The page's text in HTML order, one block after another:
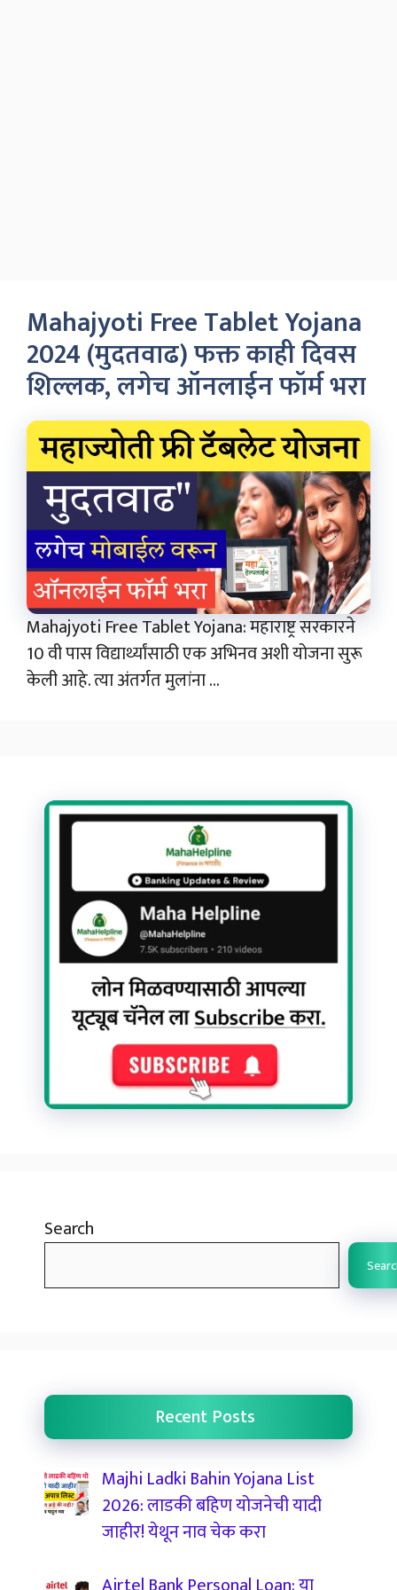
Mahajyoti Free Tablet Yojana
2024 (मुदतवाढ) फक्त काही दिवस
शिल्लक, लगेच ऑनलाईन फॉर्म भरा
Mahajyoti Free Tablet Yojana: महाराष्ट्र सरकारने
10 वी पास विद्यार्थ्यांसाठी एक अभिनव अशी योजना सुरू
केली आहे. त्या अंतर्गत मुलांना ...
Search
Recent Posts
Majhi Ladki Bahin Yojana List
2026: लाडकी बहिण योजनेची यादी
जाहीर! येथून नाव चेक करा